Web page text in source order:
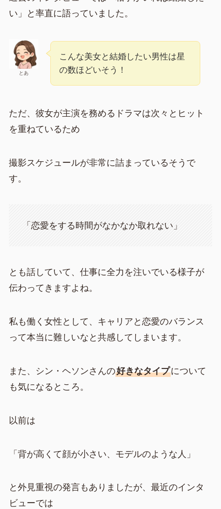
い」と率直に語っていました。
とあ
こんな美女と結婚したい男性は星
の数ほどいそう！
ただ、彼女が主演を務めるドラマは次々とヒット
を重ねているため
撮影スケジュールが非常に詰まっているそうで
す。
「恋愛をする時間がなかなか取れない」
とも話していて、仕事に全力を注いでいる様子が
伝わってきますよね。
私も働く女性として、キャリアと恋愛のバランス
って本当に難しいなと共感してしまいます。
また、シン・ヘソンさんの好きなタイプについて
も気になるところ。
以前は
「背が高くて顔が小さい、モデルのような人」
と外見重視の発言もありましたが、最近のインタ
ビューでは